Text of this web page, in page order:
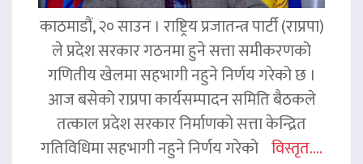
काठमाडौं, २० साउन । राष्ट्रिय प्रजातन्त्र पार्टी (राप्रपा)
ले प्रदेश सरकार गठनमा हुने सत्ता समीकरणको
गणितीय खेलमा सहभागी नहुने निर्णय गरेको छ ।
आज बसेको राप्रपा कार्यसम्पादन समिति बैठकले
तत्काल प्रदेश सरकार निर्माणको सत्ता केन्द्रित
गतिविधिमा सहभागी नहुने निर्णय गरेको विस्तृत....